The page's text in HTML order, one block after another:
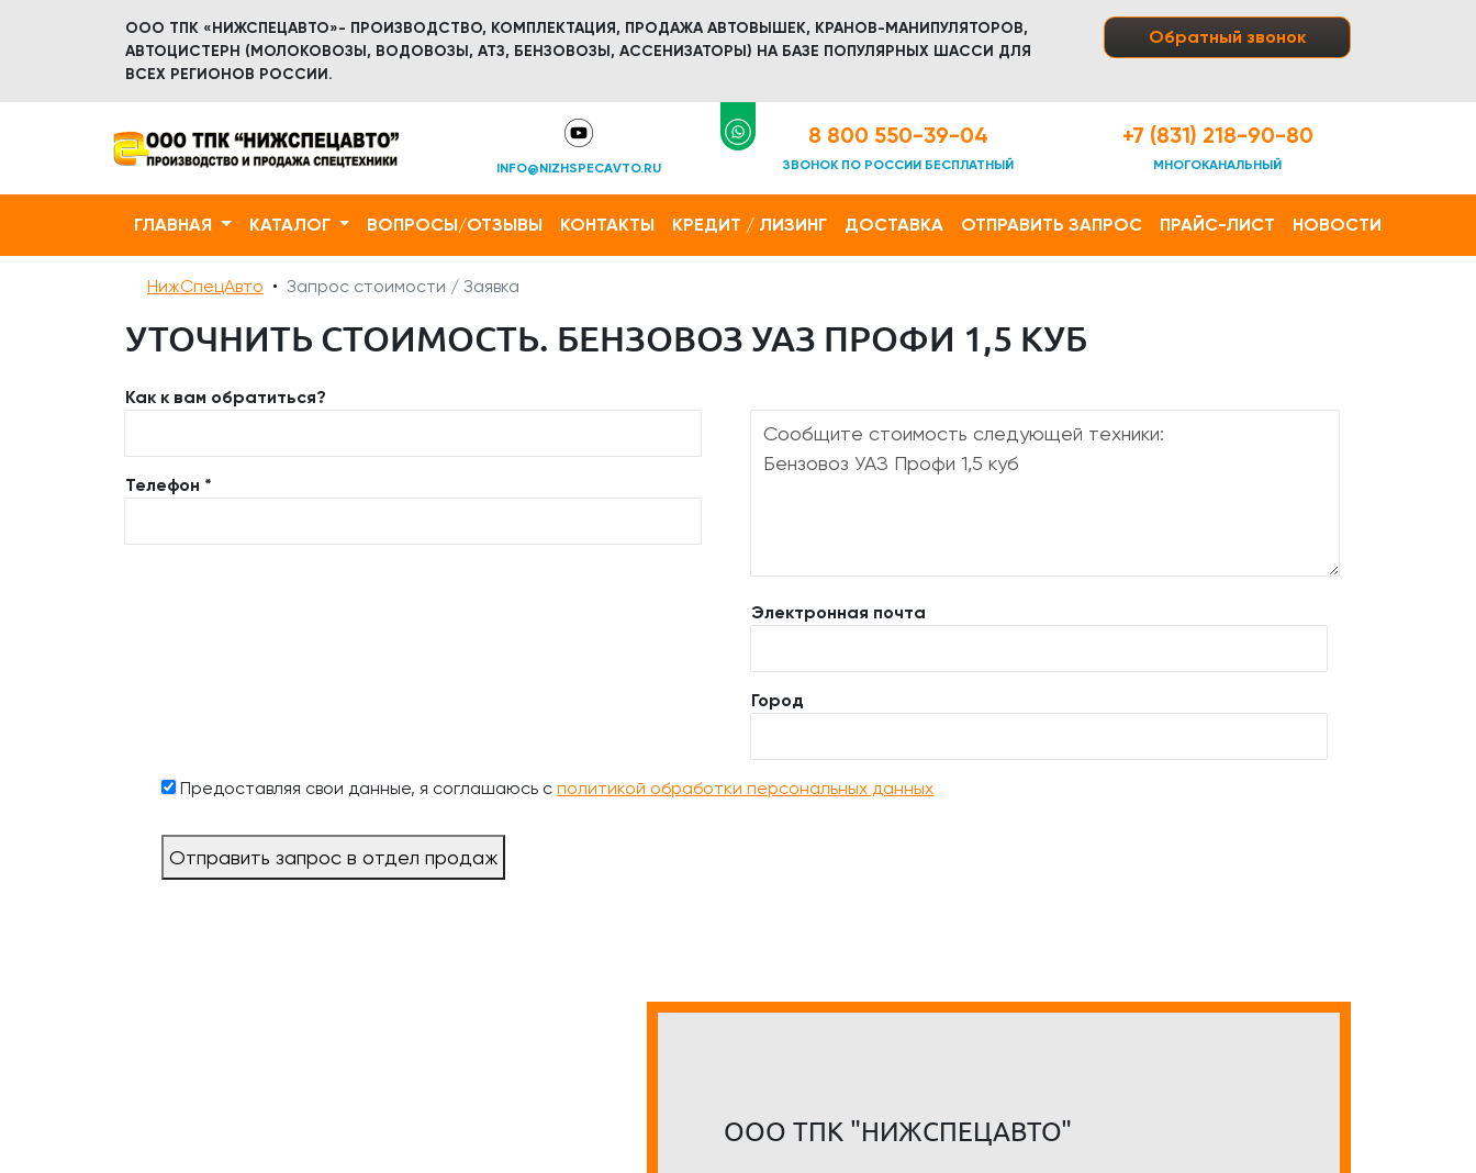
ООО ТПК «НИЖСПЕЦАВТО»- ПРОИЗВОДСТВО, КОМПЛЕКТАЦИЯ, ПРОДАЖА АВТОВЫШЕК, КРАНОВ-МАНИПУЛЯТОРОВ,
АВТОЦИСТЕРН (МОЛОКОВОЗЫ, ВОДОВОЗЫ, АТЗ, БЕНЗОВОЗЫ, АССЕНИЗАТОРЫ) НА БАЗЕ ПОПУЛЯРНЫХ ШАССИ ДЛЯ
ВСЕХ РЕГИОНОВ РОССИИ.
Обратный звонок
INFO@NIZHSPECAVTO.RU
8 800 550-39-04
ЗВОНОК ПО РОССИИ БЕСПЛАТНЫЙ
+7 (831) 218-90-80
МНОГОКАНАЛЬНЫЙ
ГЛАВНАЯ КАТАЛОГ ВОПРОСЫ/ОТЗЫВЫ КОНТАКТЫ КРЕДИТ / ЛИЗИНГ ДОСТАВКА ОТПРАВИТЬ ЗАПРОС ПРАЙС-ЛИСТ НОВОСТИ
НижСпецАвто Запрос стоимости / Заявка
УТОЧНИТЬ СТОИМОСТЬ. БЕНЗОВОЗ УАЗ ПРОФИ 1,5 КУБ
Как к вам обратиться?
Телефон *
Электронная почта
Город
Предоставляя свои данные, я соглашаюсь сполитикой обработки персональных данных
Отправить запрос в отдел продаж
ООО ТПК "НИЖСПЕЦАВТО"